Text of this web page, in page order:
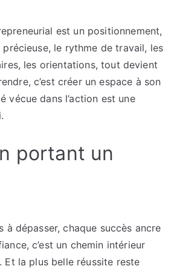
est un positionnement,
le rythme de travail, les
les orientations, tout devient
c’est créer un espace à son
vécue dans l’action est une
portant un
à dépasser, chaque succès ancre
c’est un chemin intérieur
Et la plus belle réussite reste